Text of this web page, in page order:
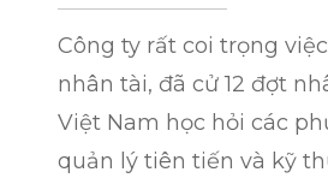
Công ty rất coi trọng
nhân tài, đã cử 12 đợt
Việt Nam học hỏi các
quản lý tiên tiến và kỹ